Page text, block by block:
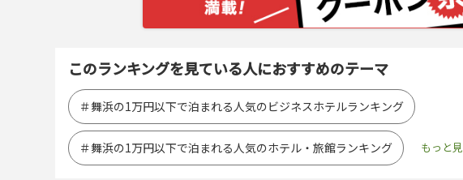
このランキングを見ている人におすすめのテーマ
＃舞浜の1万円以下で泊まれる人気のビジネスホテルランキング
＃舞浜の1万円以下で泊まれる人気のホテル・旅館ランキング